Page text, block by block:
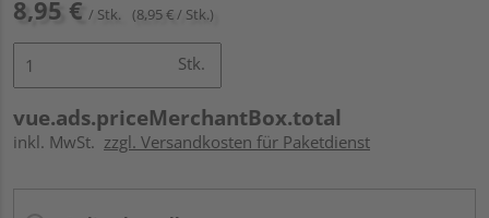
8,95 € / Stk. (8,95 € / Stk.)
Stk.
vue.ads.priceMerchantBox.total
inkl. MwSt. zzgl. Versandkosten für Paketdienst